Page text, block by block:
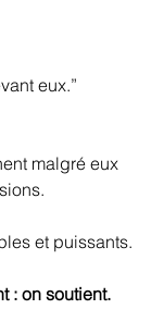
eux.”
malgré eux
et puissants.
: on soutient.